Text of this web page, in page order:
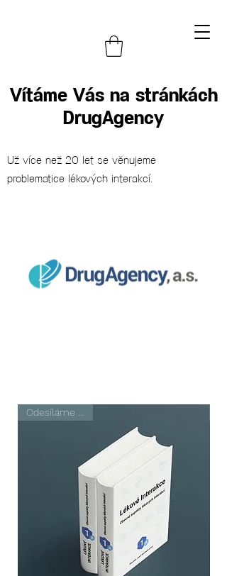
Vítáme Vás na stránkách
DrugAgency
Už více než 20 let se věnujeme
problematice lékových interakcí.